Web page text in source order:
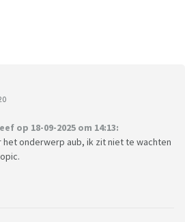
op 18-09-2025 om 14:13:
het onderwerp aub, ik zit niet te wachten